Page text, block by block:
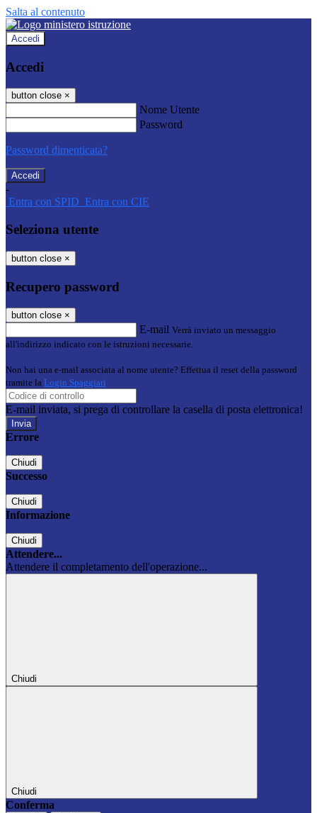
Salta al contenuto
Accedi
Accedi
button close ×
Nome Utente
Password
Password dimenticata?
-
Entra con SPID Entra con CIE
Seleziona utente
button close ×
Recupero password
button close ×
E-mail Verrà inviato un messaggio
all'indirizzo indicato con le istruzioni necessarie.
Non hai una e-mail associata al nome utente? Effettua il reset della password
tramite la Login Spaggiari
E-mail inviata, si prega di controllare la casella di posta elettronica!
Errore
Chiudi
Successo
Chiudi
Informazione
Chiudi
Attendere...
Attendere il completamento dell'operazione...
Chiudi
Chiudi
Conferma